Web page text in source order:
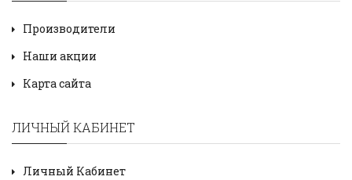
Производители
Наши акции
Карта сайта
ЛИЧНЫЙ КАБИНЕТ
Личный Кабинет